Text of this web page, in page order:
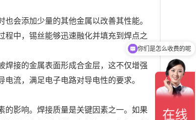
会添加少量的其他金属以改善其性能。
程中，锡丝能够迅速融化并填充到焊点之
焊接的金属表面形成合金层，这不仅增强
流，满足电子电路对导电性的要求。
的影响。焊接质量是关键因素之一。如果
你们是怎么收费的呢